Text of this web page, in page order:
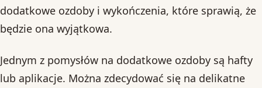
dodatkowe ozdoby i wykończenia, które sprawią, że
będzie ona wyjątkowa.
Jednym z pomysłów na dodatkowe ozdoby są hafty
lub aplikacje. Można zdecydować się na delikatne